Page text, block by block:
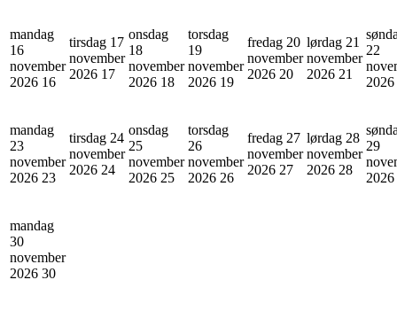
mandag
16
november
2026 16
tirsdag 17
november
2026 17
onsdag
18
november
2026 18
torsdag
19
november
2026 19
fredag 20
november
2026 20
lørdag 21
november
2026 21
22
2026
mandag
23
november
2026 23
tirsdag 24
november
2026 24
onsdag
25
november
2026 25
torsdag
26
november
2026 26
fredag 27
november
2026 27
lørdag 28
november
2026 28
29
2026
mandag
30
november
2026 30